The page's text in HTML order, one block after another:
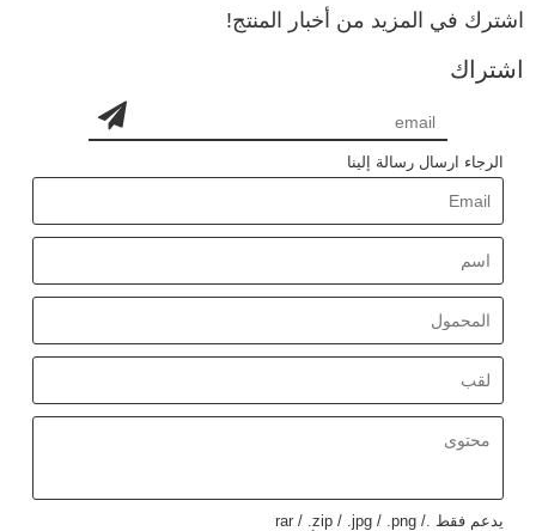
اشترك في المزيد من أخبار المنتج!
اشتراك
الرجاء ارسال رسالة إلينا
يدعم فقط .rar / .zip / .jpg / .png /